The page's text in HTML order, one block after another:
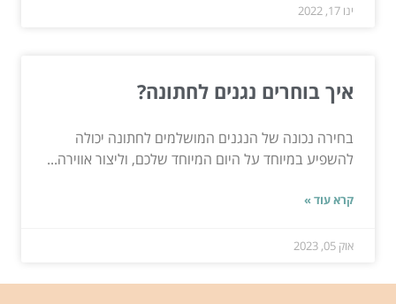
ינו 17, 2022
איך בוחרים נגנים לחתונה?
בחירה נכונה של הנגנים המושלמים לחתונה יכולה
להשפיע במיוחד על היום המיוחד שלכם, וליצור אווירה...
קרא עוד »
אוק 05, 2023